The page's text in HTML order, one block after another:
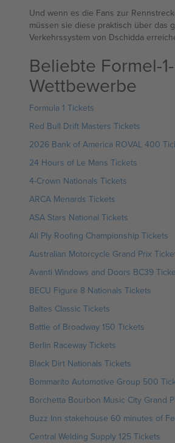
Und wenn es die Fans zur
müssen sie diese praktisch über das
Verkehrssystem von Dschidda
Beliebte Formel-1-
Wettbewerbe
Formula 1 Tickets
Red Bull Drift Masters Tickets
2026 Bank of America ROVAL 400
24 Hours of Le Mans Tickets
4-Crown Nationals Tickets
ARCA Menards Tickets
ASA Stars National Tickets
All Ply Roofing Championship Tickets
Australian Motorcycle Grand Prix
Avanti Windows and Doors BC39
BECU Figure 8 Nationals Tickets
Baltes Classic Tickets
Battle of Broadway 150 Tickets
Berlin Raceway Tickets
Black Dirt Nationals Tickets
Bommarito Automotive Group 500
Borchetta Bourbon Music City Grand
Buzz Inn stakehouse 60 minutes of
Central Welding Supply 125 Tickets